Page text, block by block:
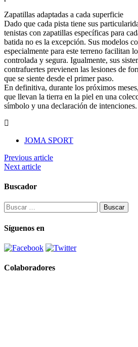
Zapatillas adaptadas a cada superficie
Dado que cada pista tiene sus
tenistas con zapatillas específicas para
batida no es la excepción. Sus modelos
especialmente para este terreno facilitan
controlada y segura. Igualmente, sus
contrafuertes previenen las lesiones de
que se siente desde el primer paso.
En definitiva, durante los próximos
que llevan la tierra en la piel en una
símbolo y una declaración de intenciones.
JOMA SPORT
Previous article
Next article
Buscador
Buscar:
Síguenos en
Colaboradores